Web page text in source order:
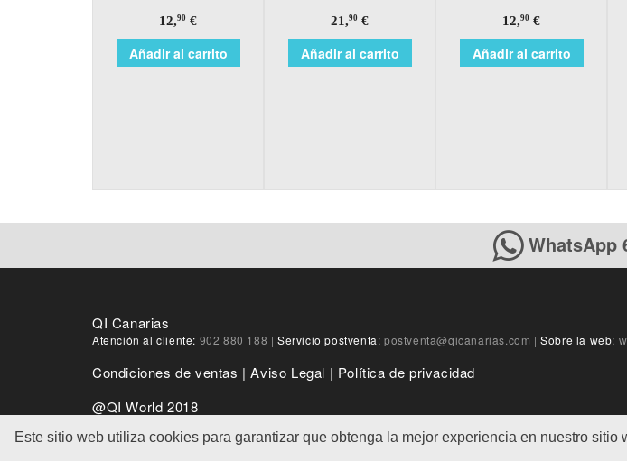
Este sitio web utiliza cookies para garantizar que obtenga la mejor experiencia en nuestro sitio
12,90 €
Añadir al carrito
21,90 €
Añadir al carrito
12,90 €
Añadir al carrito
WhatsApp
QI Canarias
Atención al cliente: 902 880 188 | Servicio postventa:postventa@qicanarias.com | Sobre la web:
Condiciones de ventas |Aviso Legal | Política de privacidad
@QI World 2018